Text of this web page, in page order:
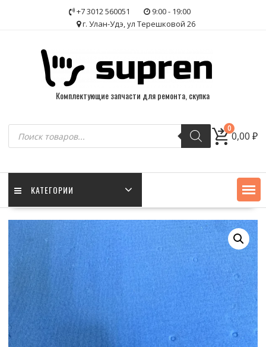
+7 3012 560051
9:00 - 19:00
г. Улан-Удэ, ул Терешковой 26
Комплектующие запчасти для ремонта, скупка
Поиск
товаров
0
0,00₽
КАТЕГОРИИ